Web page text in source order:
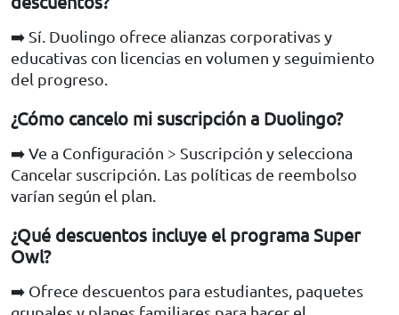
➡️ Sí. Duolingo ofrece alianzas corporativas y
educativas con licencias en volumen y seguimiento
del progreso.
¿Cómo cancelo mi suscripción a Duolingo?
➡️ Ve a Configuración > Suscripción y selecciona
Cancelar suscripción. Las políticas de reembolso
varían según el plan.
¿Qué descuentos incluye el programa Super
Owl?
➡️ Ofrece descuentos para estudiantes, paquetes